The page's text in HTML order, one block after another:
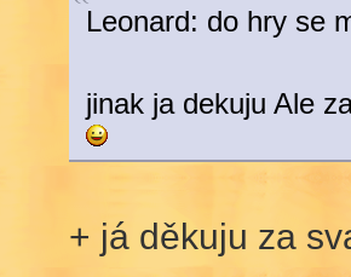
Leonard: do hry se
jinak ja dekuju Ale
+ já děkuju za